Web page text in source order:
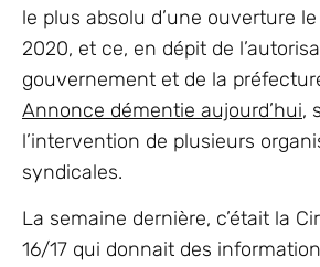
le plus absolu d’une ouverture
2020, et ce, en dépit de
gouvernement et de la
Annonce démentie aujourd’hui,
l’intervention de plusieurs
syndicales.
La semaine dernière, c’était la
16/17 qui donnait des